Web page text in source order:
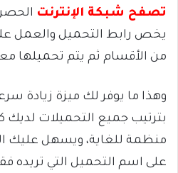
تصفح شبكة الإنترنت
يخص رابط التحميل والعمل
من الأقسام ثم يتم تحميلها
وهذا ما يوفر لك ميزة زيادة
بترتيب جميع التحميلات لديك
منظمة للغاية، ويسهل عليك
على اسم التحميل التي تريده